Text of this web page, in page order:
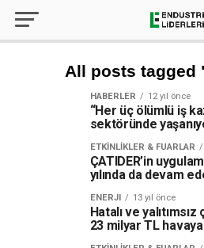
All posts tagged
HABERLER 12 yıl önce
“Her üç ölümlü iş
sektöründe
ETKINLIKLER & FUARLAR
ÇATIDER’in
yılında da devam
ENERJI 13 yıl önce
Hatalı ve
23 milyar TL